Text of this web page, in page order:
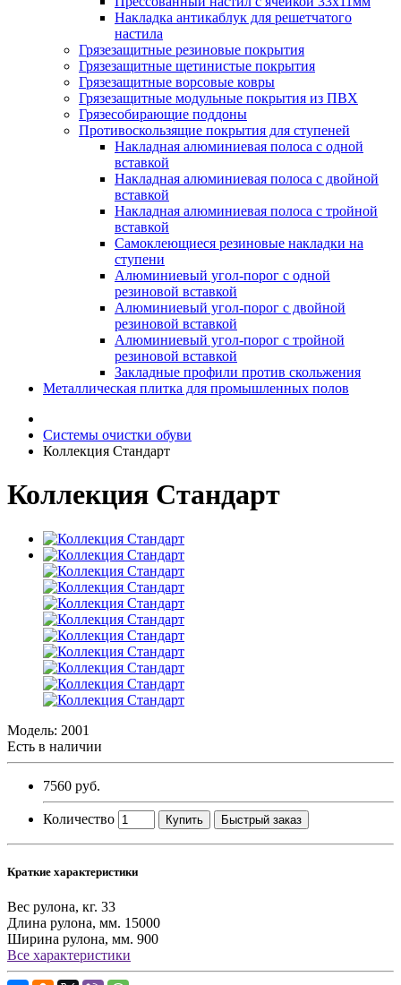
Накладка антикаблук для решетчатого
настила
Грязезащитные резиновые покрытия
Грязезащитные щетинистые покрытия
Грязезащитные ворсовые ковры
Грязезащитные модульные покрытия из ПВХ
Грязесобирающие поддоны
Противоскользящие покрытия для ступеней
Накладная алюминиевая полоса с одной
вставкой
Накладная алюминиевая полоса с двойной
вставкой
Накладная алюминиевая полоса с тройной
вставкой
Самоклеющиеся резиновые накладки на
ступени
Алюминиевый угол-порог с одной
резиновой вставкой
Алюминиевый угол-порог с двойной
резиновой вставкой
Алюминиевый угол-порог с тройной
резиновой вставкой
Закладные профили против скольжения
Металлическая плитка для промышленных полов
Системы очистки обуви
Коллекция Стандарт
Коллекция Стандарт
Модель: 2001
Есть в наличии
7560 руб.
Количество Купить Быстрый заказ
Краткие характеристики
Вес рулона, кг. 33
Длина рулона, мм. 15000
Ширина рулона, мм. 900
Все характеристики